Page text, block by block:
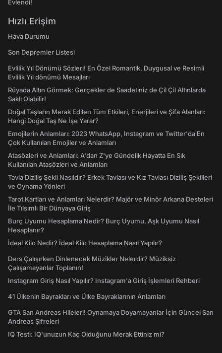
Evlendi!
Hızlı Erişim
Hava Durumu
Son Depremler Listesi
Evlilik Yıl Dönümü Sözleri! En Özel Romantik, Duygusal ve Resimli
Evlilik Yıl dönümü Mesajları
Rüyada Altın Görmek: Gerçekler de Saadetiniz de Çil Çil Altınlarda
Saklı Olabilir!
Doğal Taşların Merak Edilen Tüm Etkileri, Enerjileri ve Şifa Alanları:
Hangi Doğal Taş Ne İşe Yarar?
Emojilerin Anlamları: 2023 WhatsApp, Instagram ve Twitter'da En
Çok Kullanılan Emojiler ve Anlamları
Atasözleri ve Anlamları: A'dan Z'ye Gündelik Hayatta En Sık
Kullanılan Atasözleri ve Anlamları
Tavla Diziliş Şekli Nasıldır? Erkek Tavlası ve Kız Tavlası Diziliş Şekilleri
ve Oynama Yönleri
Tarot Kartları ve Anlamları Nelerdir? Majör ve Minör Arkana Desteleri
İle Tılsımlı Bir Dünyaya Giriş
Burç Uyumu Hesaplama Nedir? Burç Uyumu, Aşk Uyumu Nasıl
Hesaplanır?
İdeal Kilo Nedir? İdeal Kilo Hesaplama Nasıl Yapılır?
Ders Çalışırken Dinlenecek Müzikler Nelerdir? Müziksiz
Çalışamayanlar Toplanın!
Instagram Giriş Nasıl Yapılır? Instagram'a Giriş İşlemleri Rehberi
41 Ülkenin Bayrakları ve Ülke Bayraklarının Anlamları
GTA San Andreas Hileleri! Oynamaya Doyamayanlar İçin Güncel San
Andreas Şifreleri
IQ Testi: IQ'unuzun Kaç Olduğunu Merak Ettiniz mi?